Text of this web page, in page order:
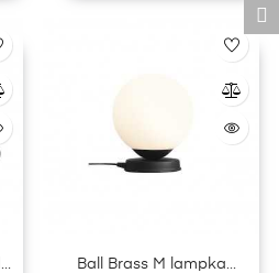
Ball Brass M lampka